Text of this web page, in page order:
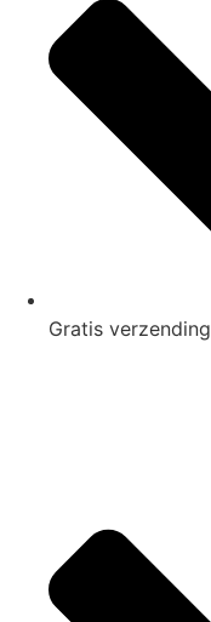
Gratis verzending